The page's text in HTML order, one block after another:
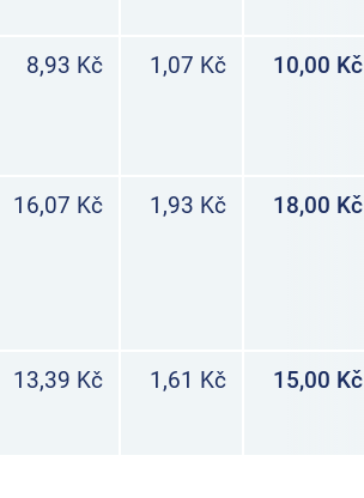
8,93 Kč 1,07 Kč 10,00 Kč
16,07 Kč 1,93 Kč 18,00 Kč
13,39 Kč 1,61 Kč 15,00 Kč